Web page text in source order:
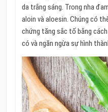
da trắng sáng. Trong nha
aloin và aloesin. Chúng có
chứng tăng sắc tố bằng
có và ngăn ngừa sự hình